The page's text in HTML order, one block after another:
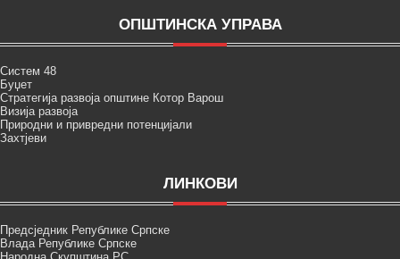
ОПШТИНСКА УПРАВА
Систем 48
Буџет
Стратегија развоја општине Котор Варош
Визија развоја
Природни и привредни потенцијали
Захтјеви
ЛИНКОВИ
Предсједник Републике Српске
Влада Републике Српске